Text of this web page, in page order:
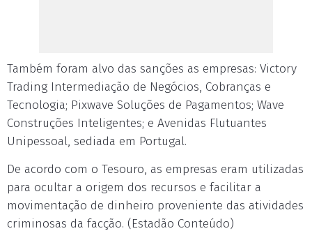
Também foram alvo das sanções as empresas: Victory
Trading Intermediação de Negócios, Cobranças e
Tecnologia; Pixwave Soluções de Pagamentos; Wave
Construções Inteligentes; e Avenidas Flutuantes
Unipessoal, sediada em Portugal.
De acordo com o Tesouro, as empresas eram utilizadas
para ocultar a origem dos recursos e facilitar a
movimentação de dinheiro proveniente das atividades
criminosas da facção. (Estadão Conteúdo)